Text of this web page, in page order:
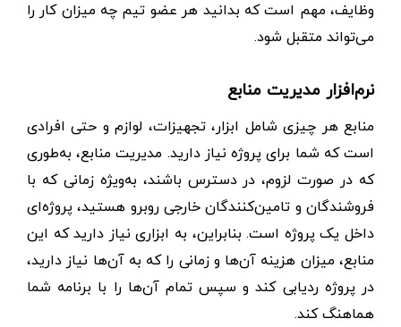
وظایف، مهم است که بدانید هر عضو تیم چه میزان کار را
می‌تواند متقبل شود.
نرم‌افزار مدیریت منابع
منابع هر چیزی شامل ابزار، تجهیزات، لوازم و حتی افرادی
است که شما برای پروژه نیاز دارید. مدیریت منابع، به‌طوری
که در صورت لزوم، در دسترس باشند، به‌ویژه زمانی که با
فروشندگان و تامین‌کنندگان خارجی روبرو هستید، پروژه‌ای
داخل یک پروژه است. بنابراین، به ابزاری نیاز دارید که این
منابع، میزان هزینه آن‌ها و زمانی را که به آن‌ها نیاز دارید،
در پروژه ردیابی کند و سپس تمام آن‌ها را با برنامه شما
هماهنگ کند.